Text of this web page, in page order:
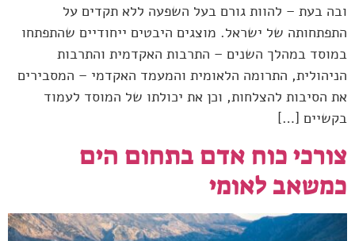
ובה בעת – להוות גורם בעל השפעה ללא תקדים על
התפתחותה של ישראל. מוצגים היבטים ייחודיים שהתפתחו
במוסד במהלך השנים – התרבות האקדמית והתרבות
הניהולית, התרומה הלאומית והמעמד האקדמי – המסבירים
את הסיבות להצלחות, וכן את יכולתו של המוסד לעמוד
בקשיים […]
צורכי כוח אדם בתחום הים
כמשאב לאומי